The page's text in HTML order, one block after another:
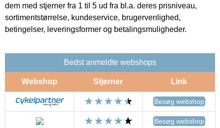
dem med stjerner fra 1 til 5 ud fra bl.a. deres prisniveau,
sortimentstørrelse, kundeservice, brugervenlighed,
betingelser, leveringsformer og betalingsmuligheder.
Bedst anmeldte webshops
Webshop Stjerner Link
Besøg webshop
Besøg webshop